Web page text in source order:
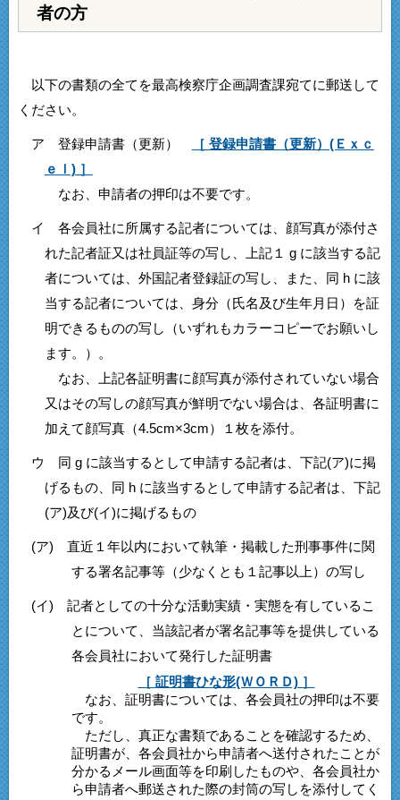
者の方
以下の書類の全てを最高検察庁企画調査課宛てに郵送して
ください。
ア 登録申請書（更新）
［ 登録申請書（更新）(Ｅｘｃ
ｅｌ) ］
なお、申請者の押印は不要です。
イ 各会員社に所属する記者については、顔写真が添付さ
れた記者証又は社員証等の写し、上記１ g に該当する記
者については、外国記者登録証の写し、また、同 h に該
当する記者については、身分（氏名及び生年月日）を証
明できるものの写し（いずれもカラーコピーでお願いし
ます。）。
なお、上記各証明書に顔写真が添付されていない場合
又はその写しの顔写真が鮮明でない場合は、各証明書に
加えて顔写真（4.5cm×3cm）１枚を添付。
ウ 同 g に該当するとして申請する記者は、下記(ア)に掲
げるもの、同 h に該当するとして申請する記者は、下記
(ア)及び(イ)に掲げるもの
(ア) 直近１年以内において執筆・掲載した刑事事件に関
する署名記事等（少なくとも１記事以上）の写し
(イ) 記者としての十分な活動実績・実態を有しているこ
とについて、当該記者が署名記事等を提供している
各会員社において発行した証明書
［ 証明書ひな形(ＷＯＲＤ) ］
なお、証明書については、各会員社の押印は不要
です。
ただし、真正な書類であることを確認するため、
証明書が、各会員社から申請者へ送付されたことが
分かるメール画面等を印刷したものや、各会員社か
ら申請者へ郵送された際の封筒の写しを添付してく